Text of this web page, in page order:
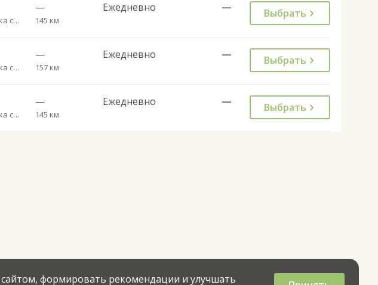
Владимировка с. пов.
—
145 км
Ежедневно — Выбрать
Владимировка с. пов.
—
157 км
Ежедневно — Выбрать
Владимировка с. пов.
—
145 км
Ежедневно — Выбрать
формировать рекомендации и улучшать